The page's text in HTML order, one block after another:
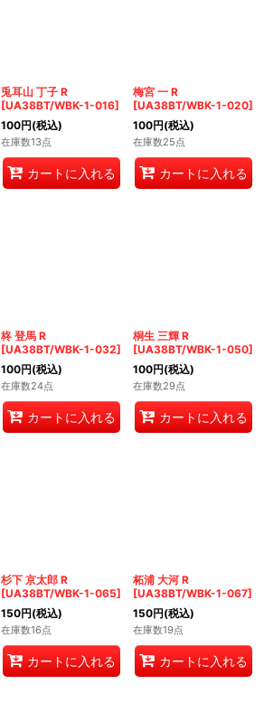
兎耳山 丁子 R
[UA38BT/WBK-1-016]
100円(税込)
在庫数13点
カートに入れる
梅宮 一 R
[UA38BT/WBK-1-020]
100円(税込)
在庫数25点
カートに入れる
柊 登馬 R
[UA38BT/WBK-1-032]
100円(税込)
在庫数24点
カートに入れる
桐生 三輝 R
[UA38BT/WBK-1-050]
100円(税込)
在庫数29点
カートに入れる
杉下 京太郎 R
[UA38BT/WBK-1-065]
150円(税込)
在庫数16点
カートに入れる
柘浦 大河 R
[UA38BT/WBK-1-067]
150円(税込)
在庫数19点
カートに入れる